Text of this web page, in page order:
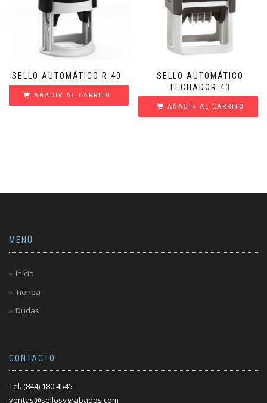
SELLO AUTOMÁTICO R 40
AÑADIR AL CARRITO
SELLO AUTOMÁTICO
FECHADOR 43
AÑADIR AL CARRITO
MENÚ
Inicio
Tienda
Dudas
CONTACTO
Tel. (844) 180 4545
ventas@sellosygrabados.com